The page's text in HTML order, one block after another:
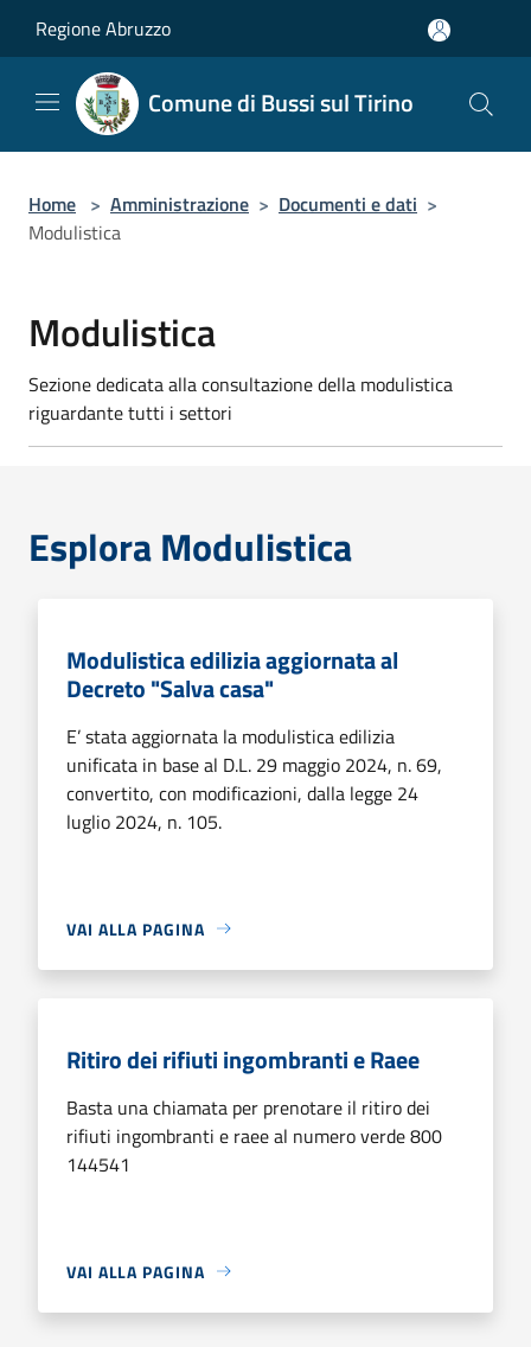
Regione Abruzzo
Comune di Bussi sul Tirino
Home > Amministrazione > Documenti e dati >
Modulistica
Modulistica
Sezione dedicata alla consultazione della modulistica
riguardante tutti i settori
Esplora Modulistica
Modulistica edilizia aggiornata al
Decreto "Salva casa"
E’ stata aggiornata la modulistica edilizia
unificata in base al D.L. 29 maggio 2024, n. 69,
convertito, con modificazioni, dalla legge 24
luglio 2024, n. 105.
VAI ALLA PAGINA
Ritiro dei rifiuti ingombranti e Raee
Basta una chiamata per prenotare il ritiro dei
rifiuti ingombranti e raee al numero verde 800
144541
VAI ALLA PAGINA